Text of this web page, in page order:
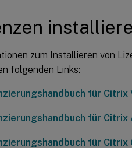
zum Installieren von
folgenden Links:
für
für Citrix
für Citrix